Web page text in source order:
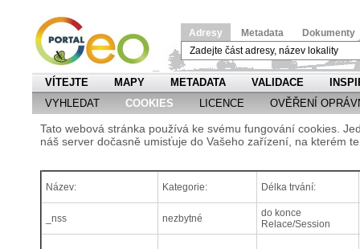
Adresy Metadata Dokumenty
VÍTEJTE MAPY METADATA VALIDACE
VYHLEDAT
COOKIES LICENCE OVĚŘENÍ
Tato webová stránka používá ke svému fungování cookies.
náš server dočasně umisťuje do Vašeho zařízení, na kterém
Název: Kategorie: Délka trvání:
_nss nezbytné
do konce
Relace/Session